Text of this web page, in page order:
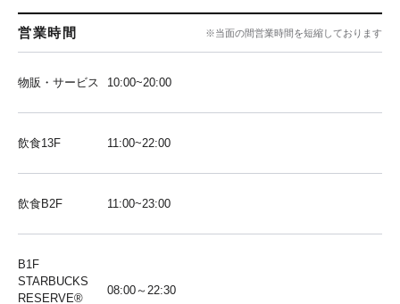
営業時間 ※当面の間営業時間を短縮しております
物販・サービス 10:00~20:00
飲食13F 11:00~22:00
飲食B2F 11:00~23:00
B1F
STARBUCKS
RESERVE®︎
08:00～22:30